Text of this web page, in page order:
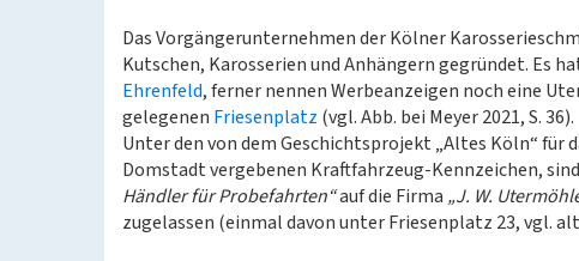
Das Vorgängerunternehmen der Kölner
Kutschen, Karosserien und Anhängern gegründet. Es
Ehrenfeld, ferner nennen Werbeanzeigen noch eine
gelegenen Friesenplatz (vgl. Abb. bei Meyer 2021, S. 36).
Unter den von dem Geschichtsprojekt „Altes Köln“ für
Domstadt vergebenen Kraftfahrzeug-Kennzeichen,
Händler für Probefahrten“auf die Firma „J. W.
zugelassen (einmal davon unter Friesenplatz 23, vgl.